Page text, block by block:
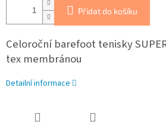
Přidat do košíku
Celoroční barefoot tenisky
tex membránou
Detailní informace